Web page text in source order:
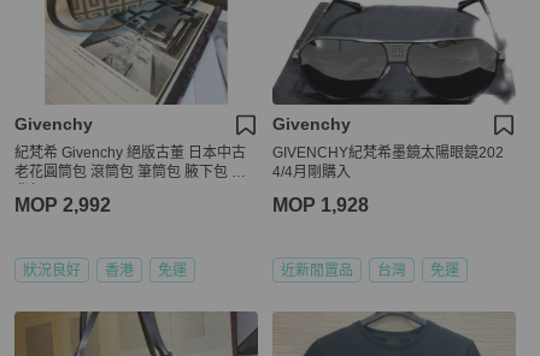
Givenchy
紀梵希 Givenchy 絕版古董 日本中古
老花圓筒包 滾筒包 筆筒包 腋下包 側
MOP 2,992
狀況良好 香港 免運
Givenchy
GIVENCHY紀梵希墨鏡太陽眼鏡202
4/4月剛購入
MOP 1,928
近新閒置品 台灣 免運